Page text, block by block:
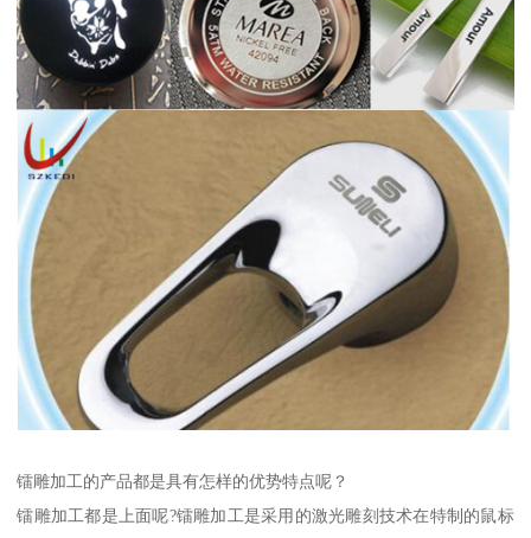
镭雕加工的产品都是具有怎样的优势特点呢？
镭雕加工都是上面呢?镭雕加工是采用的激光雕刻技术在特制的鼠标